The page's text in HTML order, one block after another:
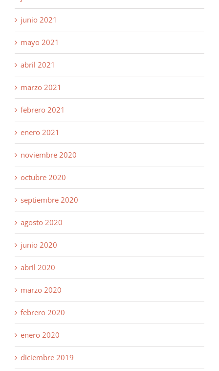
junio 2021
mayo 2021
abril 2021
marzo 2021
febrero 2021
enero 2021
noviembre 2020
octubre 2020
septiembre 2020
agosto 2020
junio 2020
abril 2020
marzo 2020
febrero 2020
enero 2020
diciembre 2019